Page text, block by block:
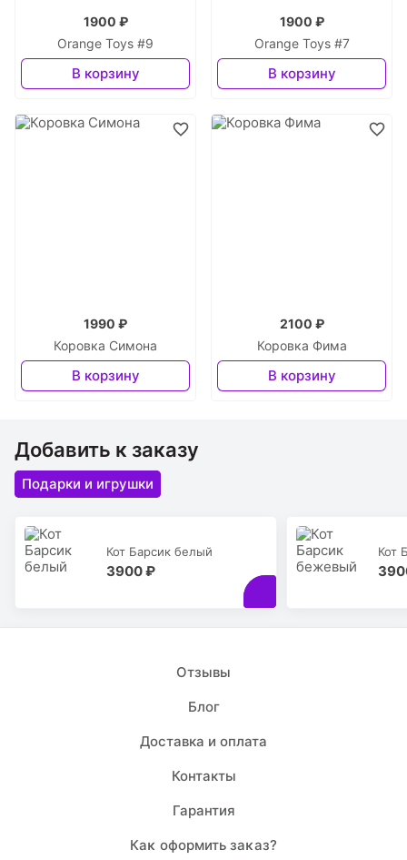
Orange Toys #9
1900 ₽
В корзину
Orange Toys #7
1900 ₽
В корзину
Коровка Симона
1990 ₽
В корзину
Коровка Фима
2100 ₽
В корзину
Добавить к заказу
Подарки и игрушки
Кот Барсик белый
3900 ₽
Кот
Отзывы
Блог
Доставка и оплата
Контакты
Гарантия
Каĸ оформить заĸаз?